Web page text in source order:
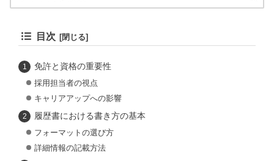
目次
免許と資格の重要性
採用担当者の視点
キャリアアップへの影響
履歴書における書き方の基本
フォーマットの選び方
詳細情報の記載方法